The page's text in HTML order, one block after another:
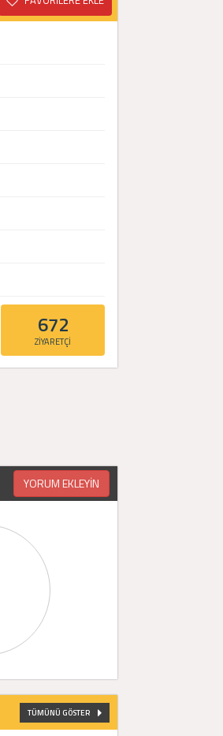
672
ZİYARETÇİ
YORUM EKLEYİN
TÜMÜNÜ GÖSTER